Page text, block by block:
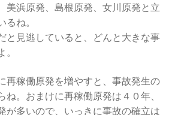
「原発60年超運転」正式決定見送
「原発60年超運転」正式決定先送
で、多数決決定
」閣議決定
浜原発、島根原発、女川原発と立
ね。
逃していると、どんと大きな事
稼働原発を増やすと、事故発生の
ね。おまけに再稼働原発は４０年、
が多いので、いっきに事故の確立は